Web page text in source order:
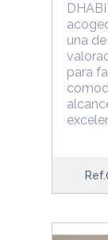
una
para